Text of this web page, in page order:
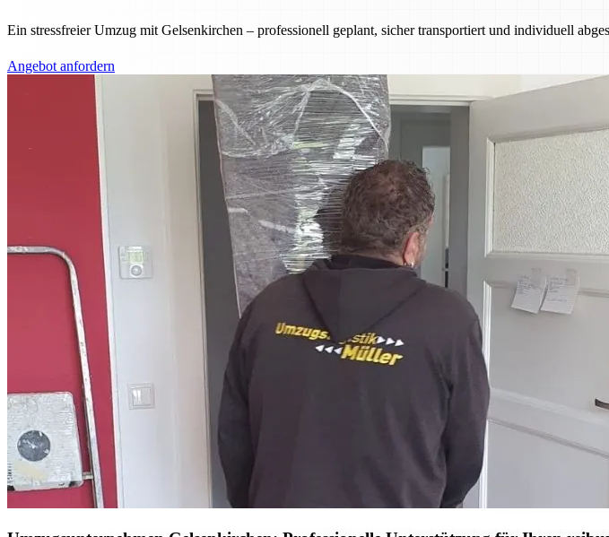
Ein stressfreier Umzug mit Gelsenkirchen – professionell geplant, sicher transportiert und individuell
Angebot anfordern